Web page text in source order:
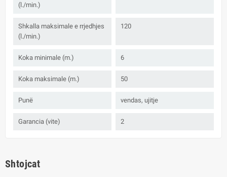
(l./min.)
Shkalla maksimale e rrjedhjes
(l./min.)
120
Koka minimale (m.) 6
Koka maksimale (m.) 50
Punë vendas, ujitje
Garancia (vite) 2
Shtojcat